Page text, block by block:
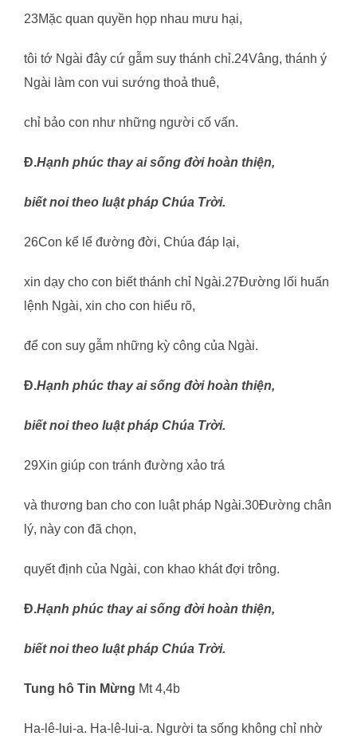
23Mặc quan quyền họp nhau mưu hại,
tôi tớ Ngài đây cứ gẫm suy thánh chỉ.24Vâng, thánh ý
Ngài làm con vui sướng thoả thuê,
chỉ bảo con như những người cố vấn.
Đ.Hạnh phúc thay ai sống đời hoàn thiện,
biết noi theo luật pháp Chúa Trời.
26Con kể lể đường đời, Chúa đáp lại,
xin dạy cho con biết thánh chỉ Ngài.27Đường lối huấn
lệnh Ngài, xin cho con hiểu rõ,
để con suy gẫm những kỳ công của Ngài.
Đ.Hạnh phúc thay ai sống đời hoàn thiện,
biết noi theo luật pháp Chúa Trời.
29Xin giúp con tránh đường xảo trá
và thương ban cho con luật pháp Ngài.30Đường chân
lý, này con đã chọn,
quyết định của Ngài, con khao khát đợi trông.
Đ.Hạnh phúc thay ai sống đời hoàn thiện,
biết noi theo luật pháp Chúa Trời.
Tung hô Tin Mừng Mt 4,4b
Ha-lê-lui-a. Ha-lê-lui-a. Người ta sống không chỉ nhờ